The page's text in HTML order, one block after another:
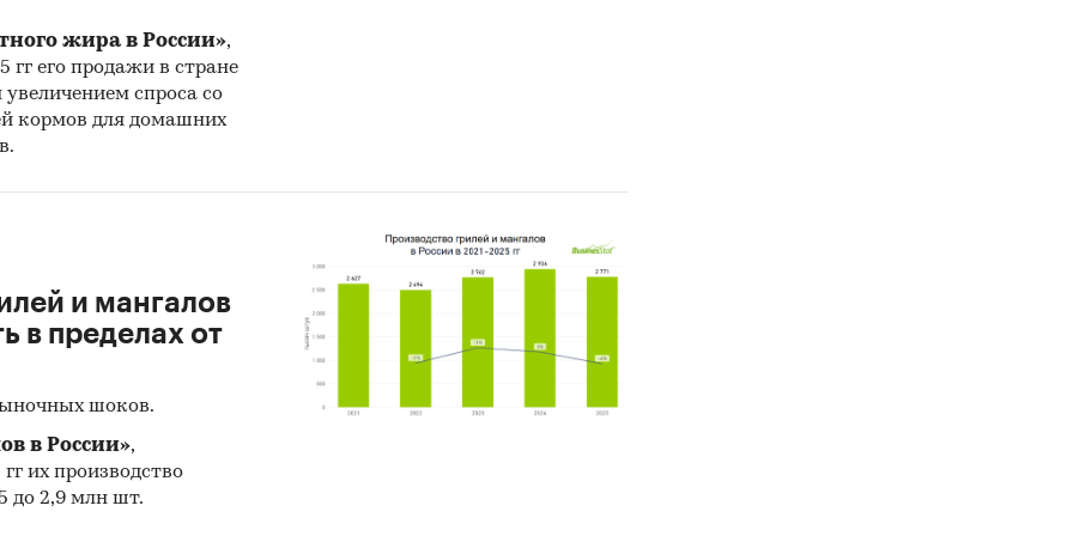
и базы данных статистики ООН (United Nations
Division: Commodity Trade Statistics, Industrial
Statistics, Food and Agriculture Organization и др.).
Всемирного банка (World Bank).
ВТО (World Trade Organization).
Организации экономического сотрудничества и
(Organization for Economic Cooperation and
International Trade Centre.
Index Mundi.
жира в России»,
гг его продажи в стране
спроса со
кормов для домашних
и мангалов
в пределах от
шоков.
в России»,
их производство
до 2,9 млн шт.